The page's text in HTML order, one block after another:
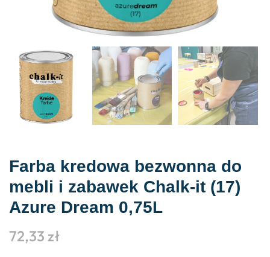
Farba kredowa bezwonna do
mebli i zabawek Chalk-it (17)
Azure Dream 0,75L
72,33 zł